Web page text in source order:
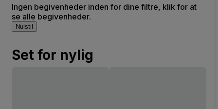
Ingen begivenheder inden for dine filtre, klik for at
se alle begivenheder.
Nulstil
Set for nylig